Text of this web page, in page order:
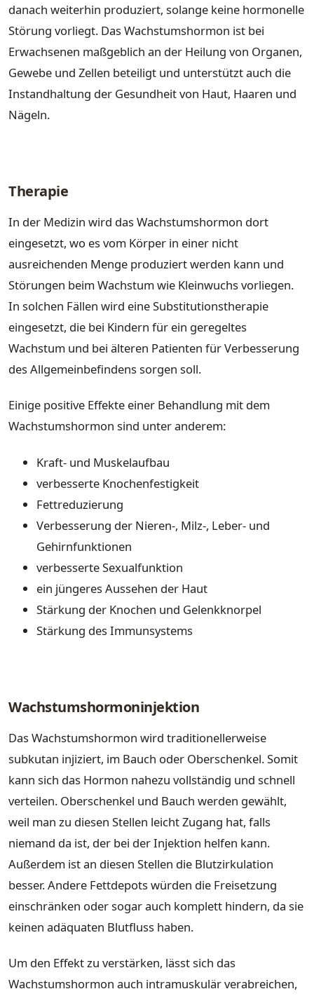
danach weiterhin produziert, solange keine hormonelle
Störung vorliegt. Das Wachstumshormon ist bei
Erwachsenen maßgeblich an der Heilung von Organen,
Gewebe und Zellen beteiligt und unterstützt auch die
Instandhaltung der Gesundheit von Haut, Haaren und
Nägeln.
Therapie
In der Medizin wird das Wachstumshormon dort
eingesetzt, wo es vom Körper in einer nicht
ausreichenden Menge produziert werden kann und
Störungen beim Wachstum wie Kleinwuchs vorliegen.
In solchen Fällen wird eine Substitutionstherapie
eingesetzt, die bei Kindern für ein geregeltes
Wachstum und bei älteren Patienten für Verbesserung
des Allgemeinbefindens sorgen soll.
Einige positive Effekte einer Behandlung mit dem
Wachstumshormon sind unter anderem:
Kraft- und Muskelaufbau
verbesserte Knochenfestigkeit
Fettreduzierung
Verbesserung der Nieren-, Milz-, Leber- und
Gehirnfunktionen
verbesserte Sexualfunktion
ein jüngeres Aussehen der Haut
Stärkung der Knochen und Gelenkknorpel
Stärkung des Immunsystems
Wachstumshormoninjektion
Das Wachstumshormon wird traditionellerweise
subkutan injiziert, im Bauch oder Oberschenkel. Somit
kann sich das Hormon nahezu vollständig und schnell
verteilen. Oberschenkel und Bauch werden gewählt,
weil man zu diesen Stellen leicht Zugang hat, falls
niemand da ist, der bei der Injektion helfen kann.
Außerdem ist an diesen Stellen die Blutzirkulation
besser. Andere Fettdepots würden die Freisetzung
einschränken oder sogar auch komplett hindern, da sie
keinen adäquaten Blutfluss haben.
Um den Effekt zu verstärken, lässt sich das
Wachstumshormon auch intramuskulär verabreichen,